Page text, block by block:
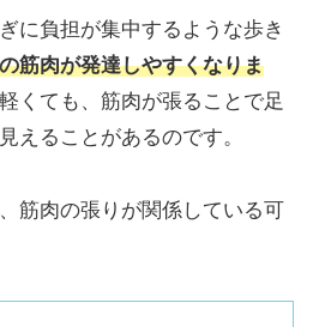
に負担が集中するような歩き
筋肉が発達しやすくなりま
くても、筋肉が張ることで足
えることがあるのです。
筋肉の張りが関係している可